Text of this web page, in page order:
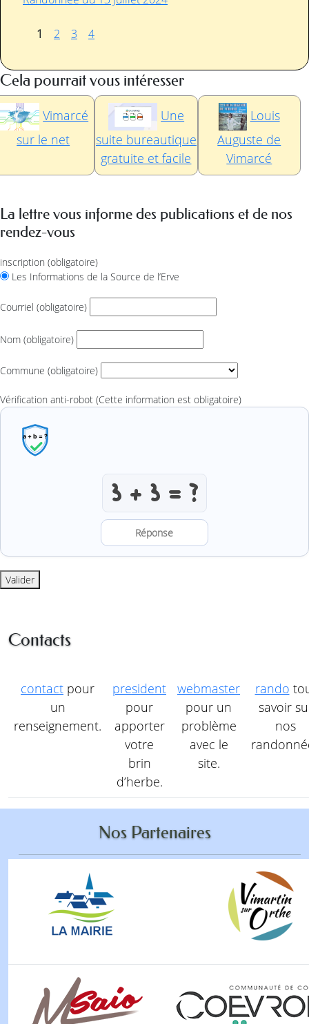
1 2 3 4
Cela pourrait vous intéresser
Vimarcé
sur le net
Une
suite bureautique
gratuite et facile
Louis
Auguste de
Vimarcé
La lettre vous informe des publications et de nos
rendez-vous
inscription (obligatoire)
Les Informations de la Source de l’Erve
Courriel (obligatoire)
Nom (obligatoire)
Commune (obligatoire)
Vérification anti-robot (Cette information est obligatoire)
Résoudre l’addition anti-robot
Valider
Contacts
contact pour
un
renseignement.
president
pour
apporter
votre
brin
d’herbe.
webmaster
pour un
problème
avec le
site.
rando
savoir
nos
Nos Partenaires